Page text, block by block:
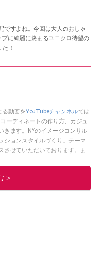
ですよね。今回は大人のおしゃ
に綺麗に決まるユニクロ待望の
！
る動画をYouTubeチャンネルでは
ーディネートの作り方、カジュ
きます。NYのイメージコンサル
ションスタイルづくり」テーマ
させていただいております。ま
ト（25年以上のキャリア）か
＞